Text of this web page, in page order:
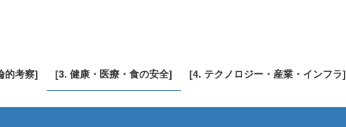
的考察] [3. 健康・医療・食の安全] [4. テクノロジー・産業・インフラ]